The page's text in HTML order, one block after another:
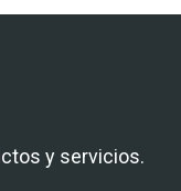
y servicios.